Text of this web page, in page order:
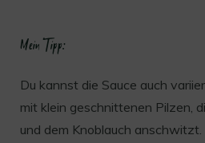
Mein Tipp:
Du kannst die Sauce auch
mit klein geschnittenen Pilzen,
und dem Knoblauch anschwitzt.